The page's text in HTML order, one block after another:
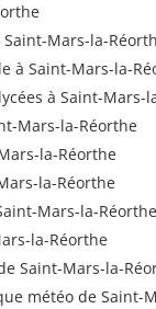
Mars-la-
à Saint-Mars-la-
à Saint-Mars-
Mars-la-Réorthe
la-Réorthe
la-Réorthe
Mars-la-Réorthe
la-Réorthe
Saint-Mars-la-
météo de Saint-